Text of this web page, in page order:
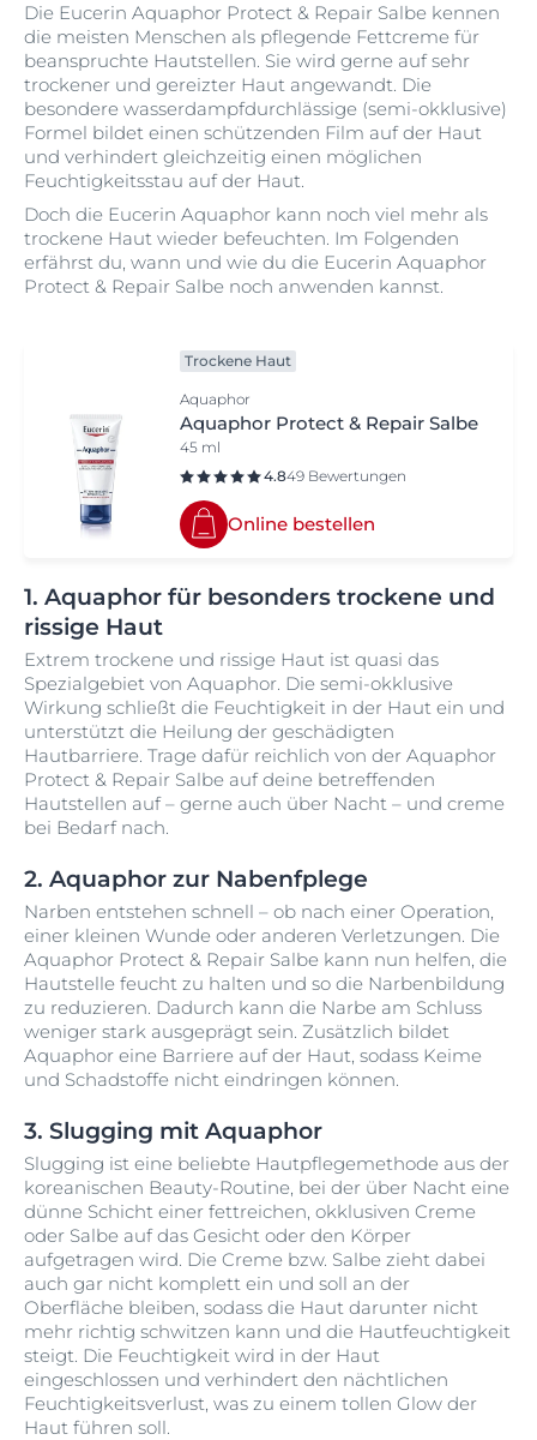
Die Eucerin Aquaphor Protect & Repair Salbe kennen
die meisten Menschen als pflegende Fettcreme für
beanspruchte Hautstellen. Sie wird gerne auf sehr
trockener und gereizter Haut angewandt. Die
besondere wasserdampfdurchlässige (semi-okklusive)
Formel bildet einen schützenden Film auf der Haut
und verhindert gleichzeitig einen möglichen
Feuchtigkeitsstau auf der Haut.
Doch die Eucerin Aquaphor kann noch viel mehr als
trockene Haut wieder befeuchten. Im Folgenden
erfährst du, wann und wie du die Eucerin Aquaphor
Protect & Repair Salbe noch anwenden kannst.
Trockene Haut
Aquaphor
Aquaphor Protect & Repair Salbe
45 ml
4.849 Bewertungen
Online bestellen
1. Aquaphor für besonders trockene und
rissige Haut
Extrem trockene und rissige Haut ist quasi das
Spezialgebiet von Aquaphor. Die semi-okklusive
Wirkung schließt die Feuchtigkeit in der Haut ein und
unterstützt die Heilung der geschädigten
Hautbarriere. Trage dafür reichlich von der Aquaphor
Protect & Repair Salbe auf deine betreffenden
Hautstellen auf – gerne auch über Nacht – und creme
bei Bedarf nach.
2. Aquaphor zur Nabenfplege
Narben entstehen schnell – ob nach einer Operation,
einer kleinen Wunde oder anderen Verletzungen. Die
Aquaphor Protect & Repair Salbe kann nun helfen, die
Hautstelle feucht zu halten und so die Narbenbildung
zu reduzieren. Dadurch kann die Narbe am Schluss
weniger stark ausgeprägt sein. Zusätzlich bildet
Aquaphor eine Barriere auf der Haut, sodass Keime
und Schadstoffe nicht eindringen können.
3. Slugging mit Aquaphor
Slugging ist eine beliebte Hautpflegemethode aus der
koreanischen Beauty-Routine, bei der über Nacht eine
dünne Schicht einer fettreichen, okklusiven Creme
oder Salbe auf das Gesicht oder den Körper
aufgetragen wird. Die Creme bzw. Salbe zieht dabei
auch gar nicht komplett ein und soll an der
Oberfläche bleiben, sodass die Haut darunter nicht
mehr richtig schwitzen kann und die Hautfeuchtigkeit
steigt. Die Feuchtigkeit wird in der Haut
eingeschlossen und verhindert den nächtlichen
Feuchtigkeitsverlust, was zu einem tollen Glow der
Haut führen soll.